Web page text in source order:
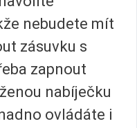
nebudete mít
zásuvku s
zapnout
nabíječku
ovládáte i